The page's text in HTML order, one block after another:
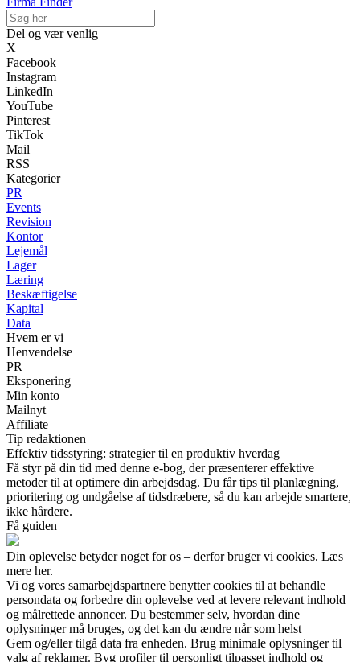
Del og vær venlig
X
Facebook
Instagram
LinkedIn
YouTube
Pinterest
TikTok
Mail
RSS
Kategorier
PR
Events
Revision
Kontor
Lejemål
Lager
Læring
Beskæftigelse
Kapital
Data
Hvem er vi
Henvendelse
PR
Eksponering
Min konto
Mailnyt
Affiliate
Tip redaktionen
Effektiv tidsstyring: strategier til en produktiv hverdag
Få styr på din tid med denne e-bog, der præsenterer effektive
metoder til at optimere din arbejdsdag. Du får tips til planlægning,
prioritering og undgåelse af tidsdræbere, så du kan arbejde smartere,
ikke hårdere.
Få guiden
Din oplevelse betyder noget for os – derfor bruger vi cookies. Læs
mere her.
Vi og vores samarbejdspartnere benytter cookies til at behandle
persondata og forbedre din oplevelse ved at levere relevant indhold
og målrettede annoncer. Du bestemmer selv, hvordan dine
oplysninger må bruges, og det kan du ændre når som helst
Gem og/eller tilgå data fra enheden. Brug minimale oplysninger til
valg af reklamer. Byg profiler til personligt tilpasset indhold og